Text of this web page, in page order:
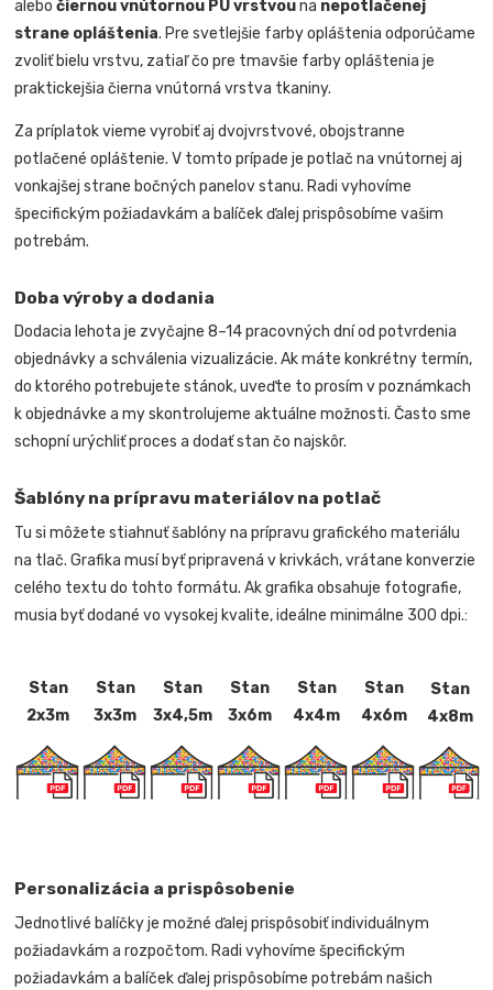
alebočiernou vnútornou PU vrstvouna nepotlačenej
strane opláštenia. Pre svetlejšie farby opláštenia odporúčame
zvoliť bielu vrstvu, zatiaľ čo pre tmavšie farby opláštenia je
praktickejšia čierna vnútorná vrstva tkaniny.
Za príplatok vieme vyrobiť aj dvojvrstvové, obojstranne
potlačené opláštenie. V tomto prípade je potlač na vnútornej aj
vonkajšej strane bočných panelov stanu. Radi vyhovíme
špecifickým požiadavkám a balíček ďalej prispôsobíme vašim
potrebám.
Doba výroby a dodania
Dodacia lehota je zvyčajne 8–14 pracovných dní od potvrdenia
objednávky a schválenia vizualizácie. Ak máte konkrétny termín,
do ktorého potrebujete stánok, uveďte to prosím v poznámkach
k objednávke a my skontrolujeme aktuálne možnosti. Často sme
schopní urýchliť proces a dodať stan čo najskôr.
Šablóny na prípravu materiálov na potlač
Tu si môžete stiahnuť šablóny na prípravu grafického materiálu
na tlač. Grafika musí byť pripravená v krivkách, vrátane konverzie
celého textu do tohto formátu. Ak grafika obsahuje fotografie,
musia byť dodané vo vysokej kvalite, ideálne minimálne 300 dpi.:
Stan
2x3m
Stan
3x3m
Stan
3x4,5m
Stan
3x6m
Stan
4x4m
Stan
4x6m
Stan
4x8m
Personalizácia a prispôsobenie
Jednotlivé balíčky je možné ďalej prispôsobiť individuálnym
požiadavkám a rozpočtom. Radi vyhovíme špecifickým
požiadavkám a balíček ďalej prispôsobíme potrebám našich